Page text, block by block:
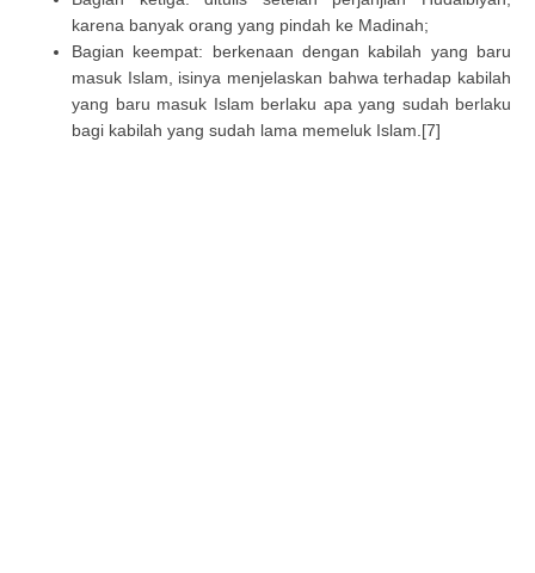
karena banyak orang yang pindah ke Madinah;
Bagian keempat: berkenaan dengan kabilah yang baru
masuk Islam, isinya menjelaskan bahwa terhadap kabilah
yang baru masuk Islam berlaku apa yang sudah berlaku
bagi kabilah yang sudah lama memeluk Islam.[7]